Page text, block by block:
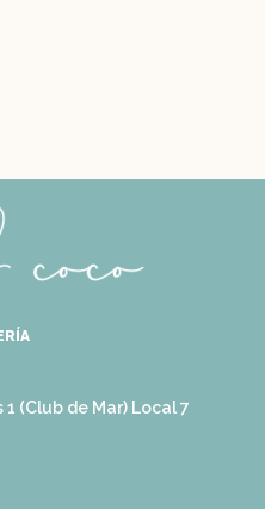
(Club de Mar) Local 7